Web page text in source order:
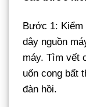
Bước 1: Kiểm
dây nguồn
máy. Tìm vết
uốn cong bất
đàn hồi.